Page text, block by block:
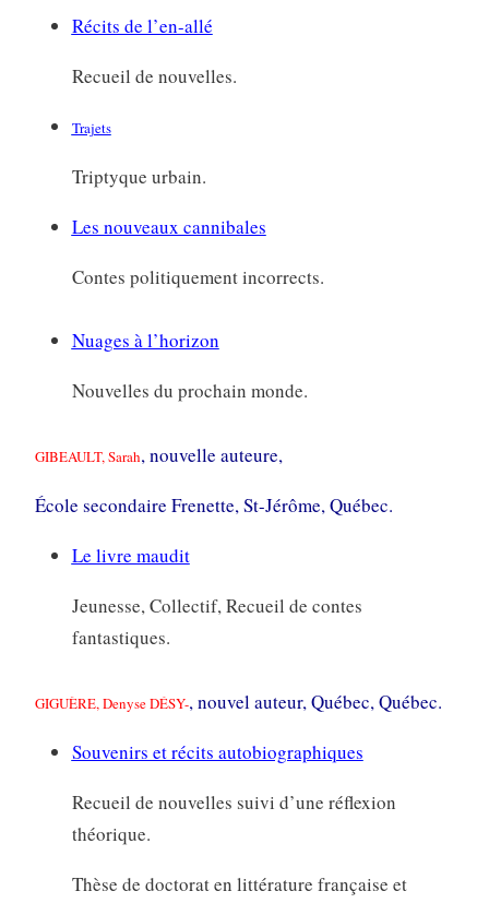
Récits de l’en-allé
Recueil de nouvelles.
Trajets
Triptyque urbain.
Les nouveaux cannibales
Contes politiquement incorrects.
Nuages à l’horizon
Nouvelles du prochain monde.
GIBEAULT, Sarah, nouvelle auteure,
École secondaire Frenette, St-Jérôme, Québec.
Le livre maudit
Jeunesse, Collectif, Recueil de contes
fantastiques.
GIGUÈRE, Denyse DÉSY-, nouvel auteur, Québec, Québec.
Souvenirs et récits autobiographiques
Recueil de nouvelles suivi d’une réflexion
théorique.
Thèse de doctorat en littérature française et